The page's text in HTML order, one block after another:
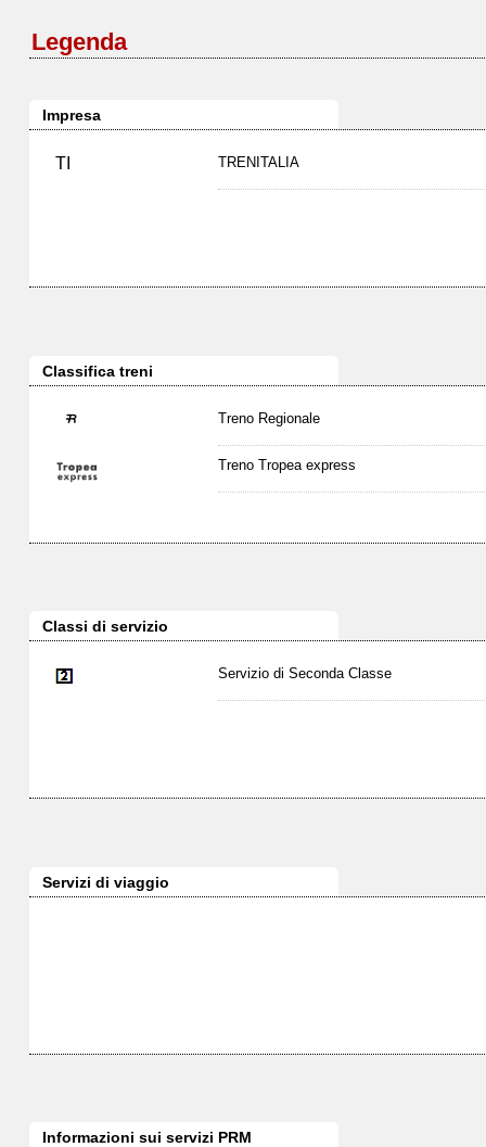
Legenda
Impresa
TI TRENITALIA
Classifica treni
Treno Regionale
Treno Tropea express
Classi di servizio
Servizio di Seconda Classe
Servizi di viaggio
Informazioni sui servizi PRM